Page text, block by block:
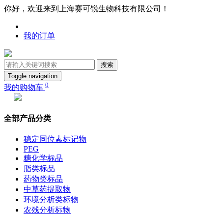
你好，欢迎来到上海赛可锐生物科技有限公司！
我的订单
搜索
Toggle navigation
我的购物车 0
全部产品分类
稳定同位素标记物
PEG
糖化学标品
脂类标品
药物类标品
中草药提取物
环境分析类标物
农残分析标物